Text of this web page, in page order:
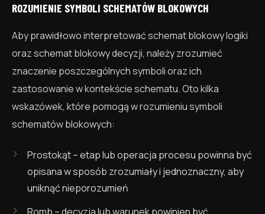
ROZUMIENIE SYMBOLI SCHEMATÓW BLOKOWYCH
Aby prawidłowo interpretować schemat blokowy logiki
oraz schemat blokowy decyzji, należy zrozumieć
znaczenie poszczególnych symboli oraz ich
zastosowanie w kontekście schematu. Oto kilka
wskazówek, które pomogą w rozumieniu symboli
schematów blokowych:
Prostokąt – etap lub operacja procesu powinna być
opisana w sposób zrozumiały i jednoznaczny, aby
uniknąć nieporozumień
Romb – decyzja lub warunek powinien być